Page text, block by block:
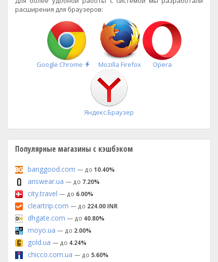
расширения для браузеров:
Google Chrome
Быстрая
установка
Mozilla Firefox Opera
Яндекс.Браузер
Популярные магазины с кэшбэком
banggood.com — до 10.40%
answear.ua — до 7.20%
city.travel — до 6.00%
cleartrip.com — до 224.00 INR
dhgate.com — до 40.80%
moyo.ua — до 2.00%
gold.ua — до 4.24%
chicco.com.ua — до 5.60%